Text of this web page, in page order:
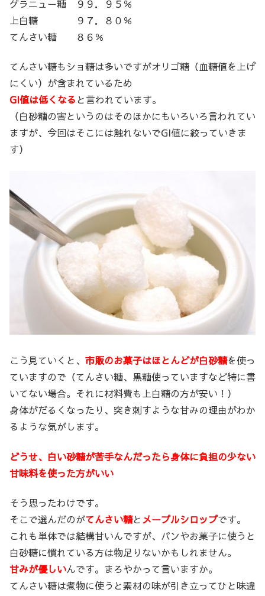
グラニュー糖 ９９．９５％
上白糖 ９７．８０％
てんさい糖 ８６％
てんさい糖もショ糖は多いですがオリゴ糖（血糖値を上げ
にくい）が含まれているため
GI値は低くなると言われています。
（白砂糖の害というのはそのほかにもいろいろ言われてい
ますが、今回はそこには触れないでGI値に絞っていきま
す）
こう見ていくと、 市販のお菓子はほとんどが白砂糖を使っ
ていますので（てんさい糖、黒糖使っていますなど特に書
いてない場合。それに材料費も上白糖の方が安い！）
身体がだるくなったり、突き刺すような甘みの理由がわか
るような気がします。
どうせ、白い砂糖が苦手なんだったら身体に負担の少ない
甘味料を使った方がいい
そう思ったわけです。
そこで選んだのがてんさい糖とメープルシロップです。
これも単体では結構甘いんですが、パンやお菓子に使うと
白砂糖に慣れている方は物足りないかもしれません。
甘みが優しいんです。まろやかって言いますか。
てんさい糖は煮物に使うと素材の味が引き立ってひと味違